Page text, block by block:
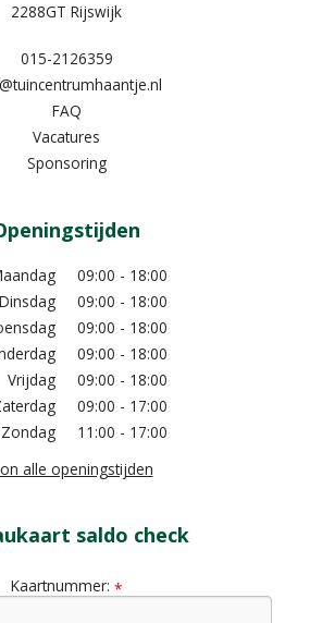
2288GT Rijswijk
015-2126359
FAQ
Vacatures
Sponsoring
09:00 - 18:00
Dinsdag
09:00 - 18:00
09:00 - 18:00
09:00 - 18:00
Vrijdag
09:00 - 18:00
09:00 - 17:00
Zondag
11:00 - 17:00
alle openingstijden
saldo check
Kaartnummer: *